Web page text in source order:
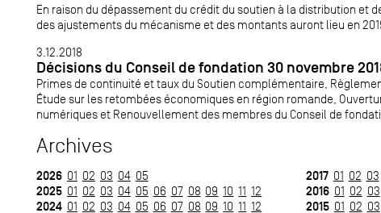
En raison du dépassement du crédit du soutien à la distribution et
des ajustements du mécanisme et des montants auront lieu en
3.12.2018
Décisions du Conseil de fondation 30 novembre
Primes de continuité et taux du Soutien complémentaire,
Étude sur les retombées économiques en région romande,
numériques et Renouvellement des membres du Conseil de
Archives
2026 01 02 03 04 05
2025 01 02 03 04 05 06 07 08 09 10 11 12
2024 01 02 03 04 05 06 07 08 09 10 11 12
2017 01 02 03
2016 01 02 03
2015 01 02 03